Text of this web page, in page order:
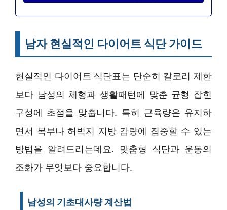
남자 현실적인 다이어트 식단 가이드
현실적인 다이어트 식단표는 단순히 칼로리 제한
보다 남성의 체형과 생활패턴에 맞춘 균형 잡힌
구성에 초점을 맞춥니다. 특히 근육량은 유지하
면서 복부나 허벅지 지방 감량에 집중할 수 있는
방법을 알려드리는데요. 맞춤형 식단과 운동의
조화가 무엇보다 중요합니다.
남성의 기초대사량 계산법